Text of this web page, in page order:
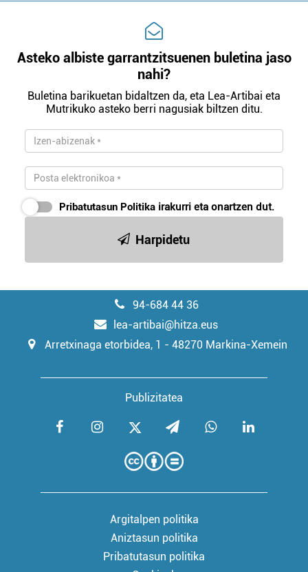
Asteko albiste garrantzitsuenen buletina jaso
nahi?
Buletina barikuetan bidaltzen da, eta Lea-Artibai eta
Mutrikuko asteko berri nagusiak biltzen ditu.
Pribatutasun Politika irakurri eta onartzen dut.
Harpidetu
94-684 44 36
lea-artibai@hitza.eus
Arretxinaga etorbidea, 1 - 48270 Markina-Xemein
Publizitatea
Argitalpen politika
Aniztasun politika
Pribatutasun politika